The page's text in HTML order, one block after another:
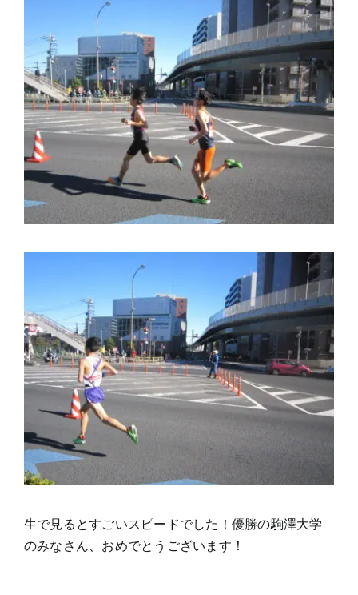
生で見るとすごいスピードでした！優勝の駒澤大学
のみなさん、おめでとうございます！